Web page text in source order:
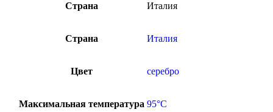
Страна Италия
Страна Италия
Цвет серебро
Максимальная температура 95°C